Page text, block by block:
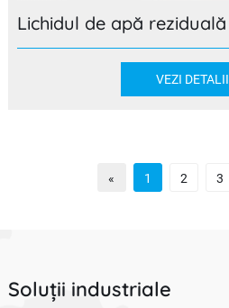
VEZI DETALII
« 1 2 3
Soluții industriale